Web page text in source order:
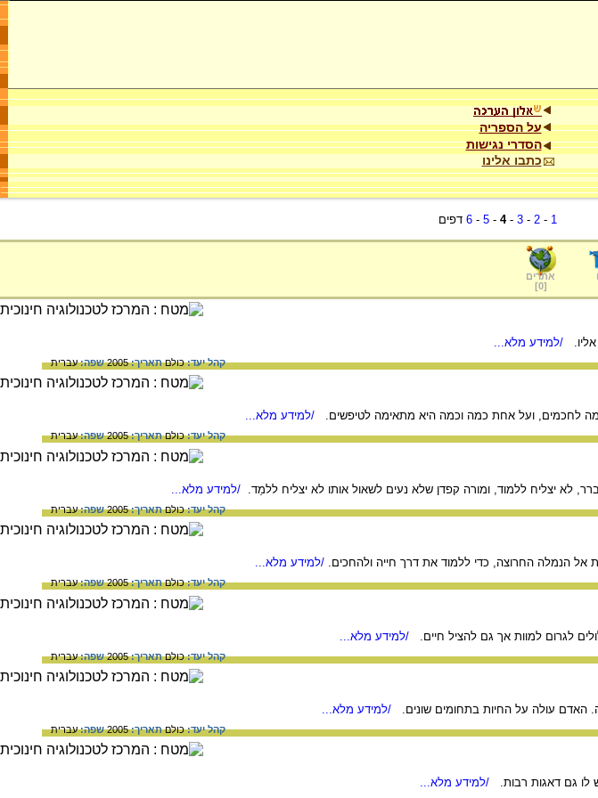
על הספריה
הסדרי נגישות
כתבו אלינו
1
-
2
-
3
-
4
-
5
-
6 דפים
אתרים
[
0
]
/למידע מלא...
קהל יעד:כולםתאריך:2005 שפה:עברית
לחכמים, ועל אחת כמה וכמה היא מתאימה לטיפשים. /למידע מלא...
קהל יעד:כולםתאריך:2005 שפה:עברית
לא יצליח ללמוד, ומורה קפדן שלא נעים לשאול אותו לא יצליח ללמֵד. /למידע מלא...
קהל יעד:כולםתאריך:2005 שפה:עברית
אל הנמלה החרוצה, כדי ללמוד את דרך חייה ולהחכים. /למידע מלא...
קהל יעד:כולםתאריך:2005 שפה:עברית
לגרום למוות אך גם להציל חיים. /למידע מלא...
קהל יעד:כולםתאריך:2005 שפה:עברית
האדם עולה על החיות בתחומים שונים. /למידע מלא...
קהל יעד:כולםתאריך:2005 שפה:עברית
לו גם דאגות רבות. /למידע מלא...